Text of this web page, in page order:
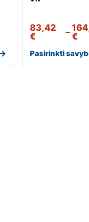
83,42
€
–€
Pasirinkti